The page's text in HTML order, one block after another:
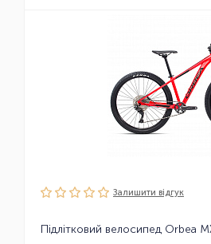
Залишити вiдгук
Підлітковий велосипед Orbea